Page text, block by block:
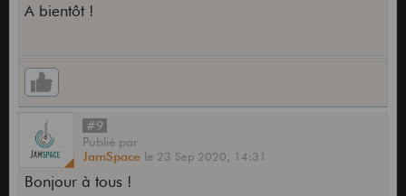
A bientôt !
#9
Publié par
JamSpace le 23 Sep 2020, 14:31
Bonjour à tous !